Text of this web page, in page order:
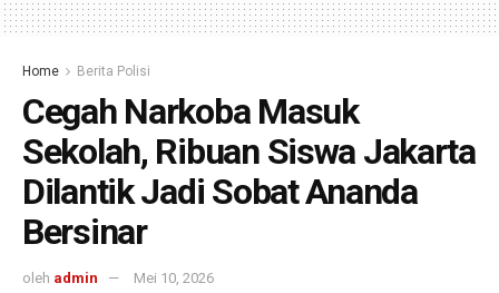
Home Berita Polisi
Cegah Narkoba Masuk
Sekolah, Ribuan Siswa Jakarta
Dilantik Jadi Sobat Ananda
Bersinar
oleh admin Mei 10, 2026